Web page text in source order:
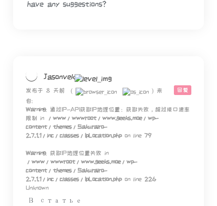
have any suggestions?
Jasonvek
回复
发布于 8 天前 ( ) 来
自:
Warning: 通过IP-API获取IP地理位置：获取失败，超过接口速率
限制 in
/www/wwwroot/www.geeks.moe/wp-
content/themes/Sakurairo-
2.7.1.1/inc/classes/IpLocation.phpon line 79
Warning: 获取IP地理位置失败 in
/www/wwwroot/www.geeks.moe/wp-
content/themes/Sakurairo-
2.7.1.1/inc/classes/IpLocation.phpon line 226
Unknown
В статье